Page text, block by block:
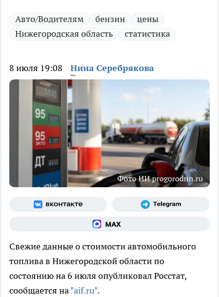
Авто/Водителям бензин
цены
Нижегородская область
статистика
8 июля 19:08 Нина Серебрякова
Фото ИИ progorodnn.ru
Свежие данные о стоимости автомобильного
топлива в Нижегородской области по
состоянию на 6 июля опубликовал Росстат,
сообщается на"aif.ru".